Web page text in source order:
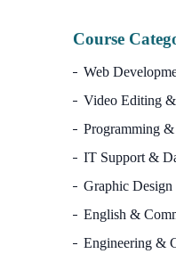
Course
Web
Video Editing
Programming
IT Support &
Graphic
English &
Engineering &